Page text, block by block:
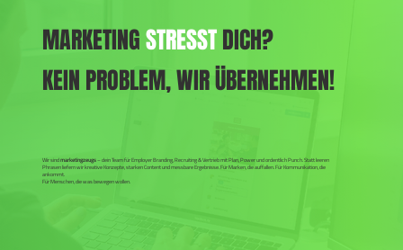
MARKETINGSTRESSTDICH?
KEIN PROBLEM, WIR ÜBERNEHMEN!
Wir sindmarketingzeugs– dein Team für Employer Branding, Recruiting & Vertrieb mit Plan, Power und ordentlich Punch. Statt leeren
Phrasen liefern wir kreative Konzepte, starken Content und messbare Ergebnisse. Für Marken, die auffallen. Für Kommunikation, die
ankommt.
Für Menschen, die was bewegen wollen.